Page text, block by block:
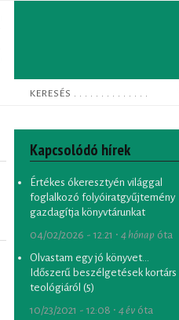
Keresés
Kapcsolódó hírek
Értékes ókeresztyén világgal
foglalkozó folyóiratgyűjtemény
gazdagítja könyvtárunkat
04/02/2026 - 12:21 ∙ 4 hónap óta
Olvastam egy jó könyvet...
Időszerű beszélgetések kortárs
teológiáról (5)
10/23/2021 - 12:08 ∙ 4 év óta